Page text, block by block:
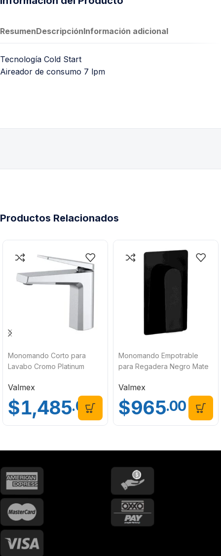
ResumenDescripciónInformación adicional
Tecnología Cold Start
Aireador de consumo 7 lpm
Productos Relacionados
Monomando Corto para
Lavabo Cromo Platinum
Valmex
$1,485.00
Monomando Empotrable
para Regadera Negro Mate
Valmex
$965.00